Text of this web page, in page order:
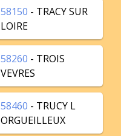
58150 - TRACY SUR
LOIRE
58260 - TROIS
VEVRES
58460 - TRUCY L
ORGUEILLEUX